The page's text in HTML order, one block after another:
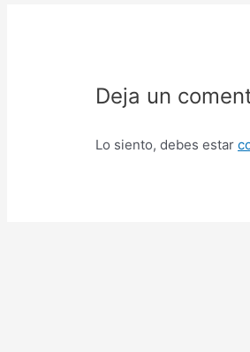
Deja un
Lo siento, debes estar